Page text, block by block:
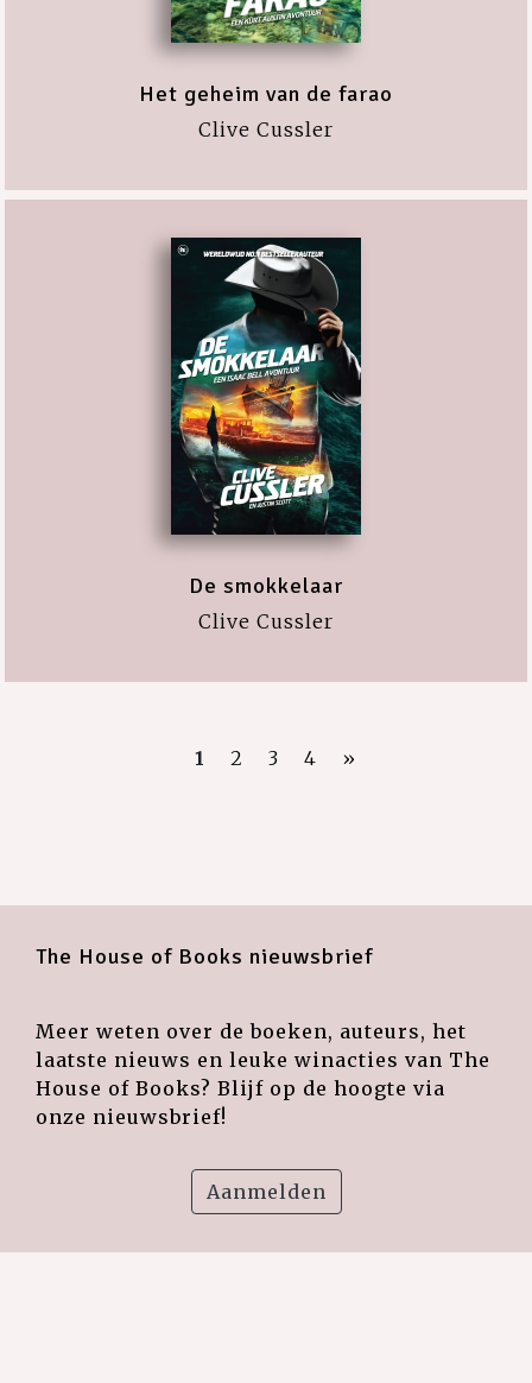
Het geheim van de farao
Clive Cussler
De smokkelaar
Clive Cussler
1 2 3 4 »
The House of Books nieuwsbrief
Meer weten over de boeken, auteurs, het
laatste nieuws en leuke winacties van The
House of Books? Blijf op de hoogte via
onze nieuwsbrief!
Aanmelden